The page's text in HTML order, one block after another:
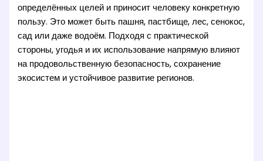
определённых целей и приносит человеку конкретную
пользу. Это может быть пашня, пастбище, лес, сенокос,
сад или даже водоём. Подходя с практической
стороны, угодья и их использование напрямую влияют
на продовольственную безопасность, сохранение
экосистем и устойчивое развитие регионов.